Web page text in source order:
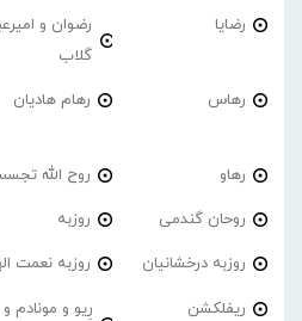
رضایا
رضوان و
گلاب
رهاس رهام هادیان
رهاو روح الله
روحان گندمی روزبه
روزبه درخشانیان روزبه نعمت
ریفلکشن
رِیو و مونادم و